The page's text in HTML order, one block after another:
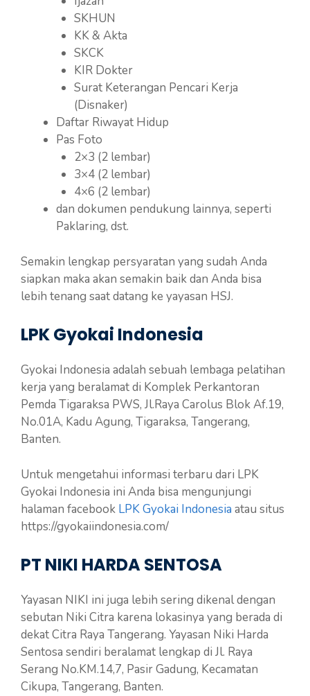
SKHUN
KK & Akta
SKCK
KIR Dokter
Surat Keterangan Pencari Kerja
(Disnaker)
Daftar Riwayat Hidup
Pas Foto
2×3 (2 lembar)
3×4 (2 lembar)
4×6 (2 lembar)
dan dokumen pendukung lainnya, seperti
Paklaring, dst.
Semakin lengkap persyaratan yang sudah Anda
siapkan maka akan semakin baik dan Anda bisa
lebih tenang saat datang ke yayasan HSJ.
LPK Gyokai Indonesia
Gyokai Indonesia adalah sebuah lembaga pelatihan
kerja yang beralamat di Komplek Perkantoran
Pemda Tigaraksa PWS, Jl.Raya Carolus Blok Af.19,
No.01A, Kadu Agung, Tigaraksa, Tangerang,
Banten.
Untuk mengetahui informasi terbaru dari LPK
Gyokai Indonesia ini Anda bisa mengunjungi
halaman facebook LPK Gyokai Indonesia atau situs
https://gyokaiindonesia.com/
PT NIKI HARDA SENTOSA
Yayasan NIKI ini juga lebih sering dikenal dengan
sebutan Niki Citra karena lokasinya yang berada di
dekat Citra Raya Tangerang. Yayasan Niki Harda
Sentosa sendiri beralamat lengkap di Jl. Raya
Serang No.KM.14,7, Pasir Gadung, Kecamatan
Cikupa, Tangerang, Banten.